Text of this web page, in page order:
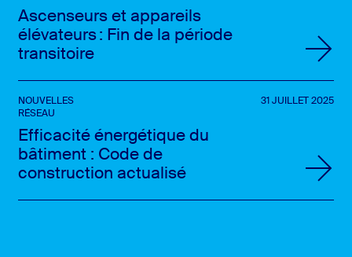
Ascenseurs et appareils
élévateurs : Fin de la période
transitoire
NOUVELLES
RÉSEAU
31 JUILLET 2025
Efficacité énergétique du
bâtiment : Code de
construction actualisé